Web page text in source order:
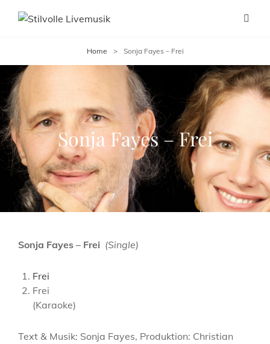
Home > Sonja Fayes – Frei
Sonja Fayes – Frei
Sonja Fayes – Frei (Single)
Frei
Frei
(Karaoke)
Text & Musik: Sonja Fayes, Produktion: Christian